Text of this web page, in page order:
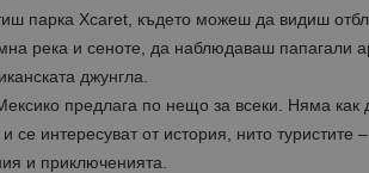
парка Xcaret, където можеш да видиш
река и сеноте, да наблюдаваш папагали
джунгла.
предлага по нещо за всеки. Няма как
се интересуват от история, нито туристите
и приключенията.